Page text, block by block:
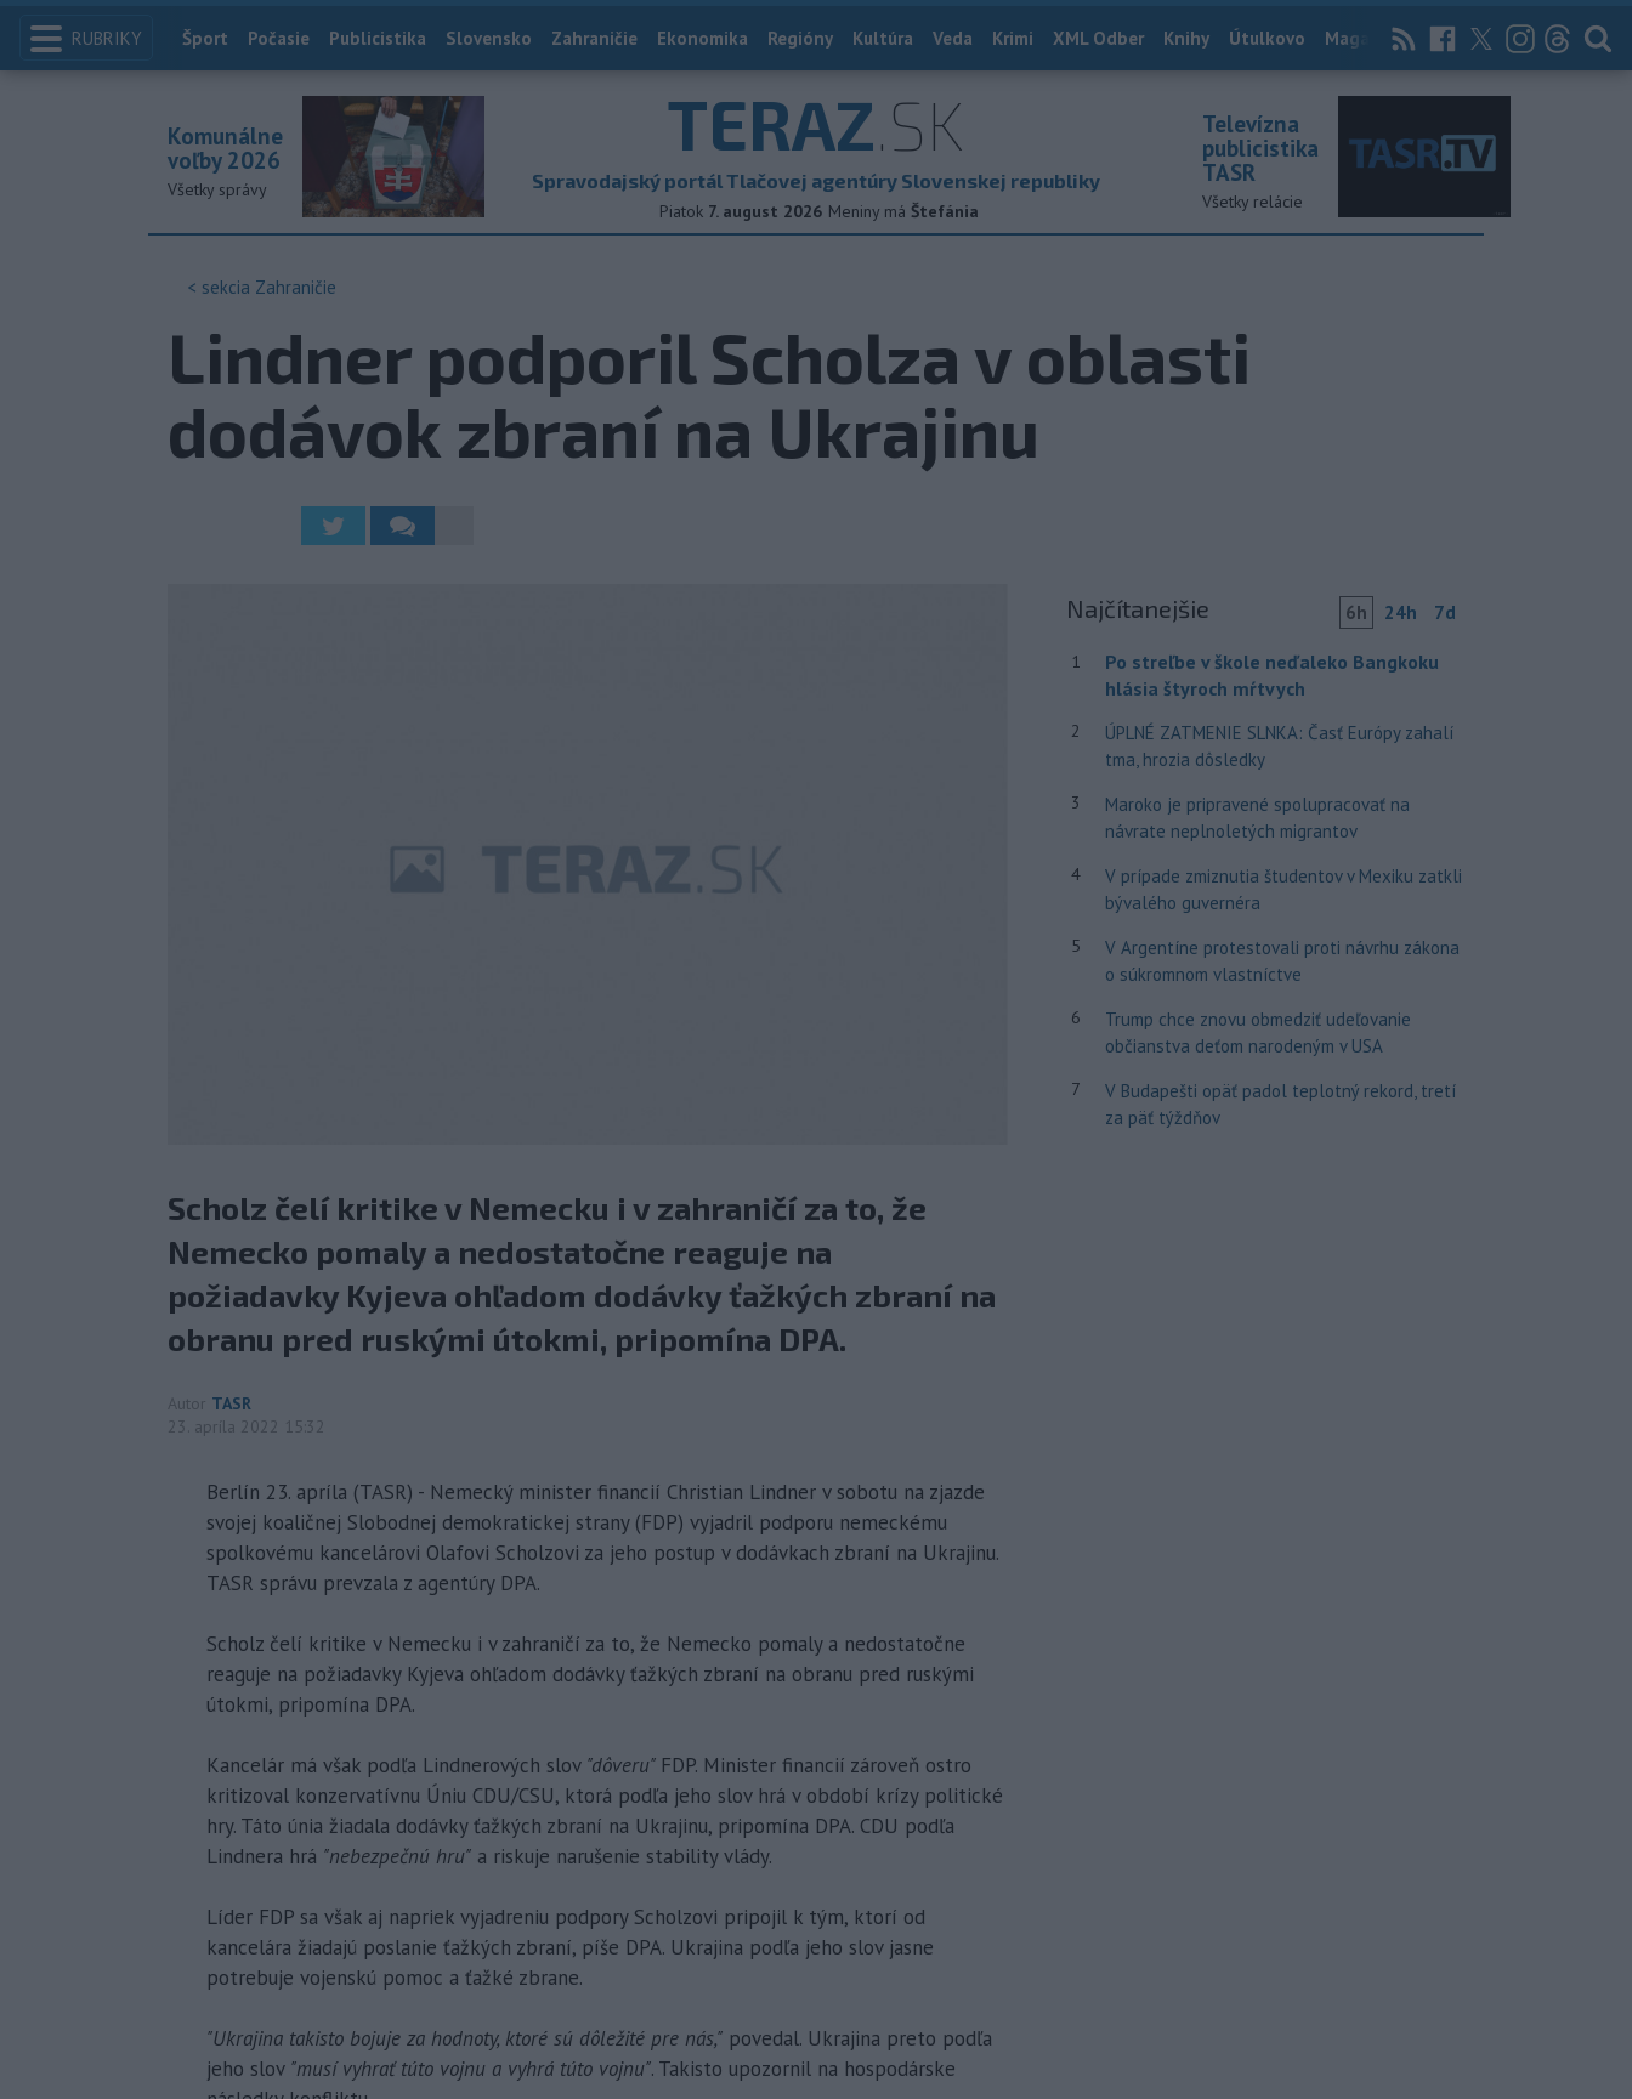
RUBRIKY Index
Šport Počasie Publicistika Slovensko Zahraničie Ekonomika Regióny Kultúra Veda Krimi XML Odber Knihy Útulkovo Magazín News Now Archív
TERAZ.SK
Spravodajský portál Tlačovej agentúry Slovenskej republiky
Piatok 7. august 2026 Meniny má Štefánia
Komunálne
voľby 2026
Všetky správy
Televízna
publicistika
TASR
Všetky relácie
< sekcia Zahraničie
Lindner podporil Scholza v oblasti
dodávok zbraní na Ukrajinu
Scholz čelí kritike v Nemecku i v zahraničí za to, že
Nemecko pomaly a nedostatočne reaguje na
požiadavky Kyjeva ohľadom dodávky ťažkých zbraní na
obranu pred ruskými útokmi, pripomína DPA.
Autor TASR
23. apríla 2022 15:32
Berlín 23. apríla (TASR) - Nemecký minister financií Christian Lindner v sobotu na zjazde
svojej koaličnej Slobodnej demokratickej strany (FDP) vyjadril podporu nemeckému
spolkovému kancelárovi Olafovi Scholzovi za jeho postup v dodávkach zbraní na Ukrajinu.
TASR správu prevzala z agentúry DPA.
Scholz čelí kritike v Nemecku i v zahraničí za to, že Nemecko pomaly a nedostatočne
reaguje na požiadavky Kyjeva ohľadom dodávky ťažkých zbraní na obranu pred ruskými
útokmi, pripomína DPA.
Kancelár má však podľa Lindnerových slov "dôveru" FDP. Minister financií zároveň ostro
kritizoval konzervatívnu Úniu CDU/CSU, ktorá podľa jeho slov hrá v období krízy politické
hry. Táto únia žiadala dodávky ťažkých zbraní na Ukrajinu, pripomína DPA. CDU podľa
Lindnera hrá "nebezpečnú hru" a riskuje narušenie stability vlády.
Líder FDP sa však aj napriek vyjadreniu podpory Scholzovi pripojil k tým, ktorí od
kancelára žiadajú poslanie ťažkých zbraní, píše DPA. Ukrajina podľa jeho slov jasne
potrebuje vojenskú pomoc a ťažké zbrane.
"Ukrajina takisto bojuje za hodnoty, ktoré sú dôležité pre nás," povedal. Ukrajina preto podľa
jeho slov "musí vyhrať túto vojnu a vyhrá túto vojnu". Takisto upozornil na hospodárske
Najčítanejšie 6h 24h 7d
1
Po streľbe v škole neďaleko Bangkoku
hlásia štyroch mŕtvych
2
ÚPLNÉ ZATMENIE SLNKA: Časť Európy zahalí
tma, hrozia dôsledky
3
Maroko je pripravené spolupracovať na
návrate neplnoletých migrantov
4
V prípade zmiznutia študentov v Mexiku zatkli
bývalého guvernéra
5
V Argentíne protestovali proti návrhu zákona
o súkromnom vlastníctve
6
Trump chce znovu obmedziť udeľovanie
občianstva deťom narodeným v USA
7
V Budapešti opäť padol teplotný rekord, tretí
za päť týždňov